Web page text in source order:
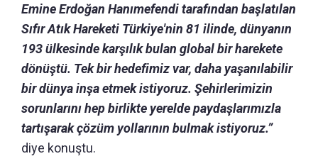
Emine Erdoğan Hanımefendi tarafından başlatılan
Sıfır Atık Hareketi Türkiye'nin 81 ilinde, dünyanın
193 ülkesinde karşılık bulan global bir harekete
dönüştü. Tek bir hedefimiz var, daha yaşanılabilir
bir dünya inşa etmek istiyoruz. Şehirlerimizin
sorunlarını hep birlikte yerelde paydaşlarımızla
tartışarak çözüm yollarının bulmak istiyoruz.”
diye konuştu.